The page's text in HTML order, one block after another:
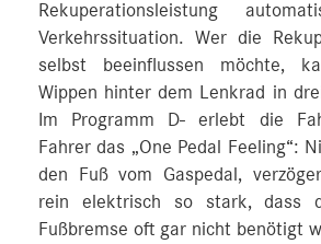
Rekuperationsleistung
Verkehrssituation. Wer die
selbst beeinflussen möchte,
Wippen hinter dem Lenkrad in
Im Programm D- erlebt die
Fahrer das „One Pedal Feeling“:
den Fuß vom Gaspedal,
rein elektrisch so stark, dass
Fußbremse oft gar nicht benötigt